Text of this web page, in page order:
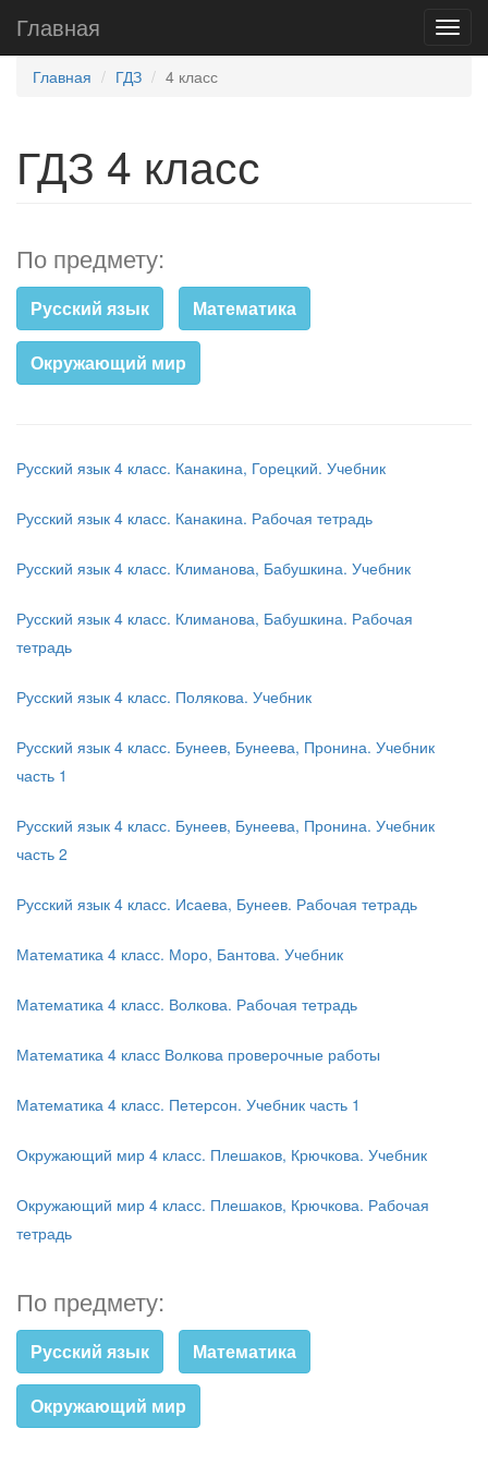
Главная
Главная ГДЗ 4 класс
ГДЗ 4 класс
По предмету:
Русский язык Математика
Окружающий мир
Русский язык 4 класс. Канакина, Горецкий. Учебник
Русский язык 4 класс. Канакина. Рабочая тетрадь
Русский язык 4 класс. Климанова, Бабушкина. Учебник
Русский язык 4 класс. Климанова, Бабушкина. Рабочая
тетрадь
Русский язык 4 класс. Полякова. Учебник
Русский язык 4 класс. Бунеев, Бунеева, Пронина. Учебник
часть 1
Русский язык 4 класс. Бунеев, Бунеева, Пронина. Учебник
часть 2
Русский язык 4 класс. Исаева, Бунеев. Рабочая тетрадь
Математика 4 класс. Моро, Бантова. Учебник
Математика 4 класс. Волкова. Рабочая тетрадь
Математика 4 класс Волкова проверочные работы
Математика 4 класс. Петерсон. Учебник часть 1
Окружающий мир 4 класс. Плешаков, Крючкова. Учебник
Окружающий мир 4 класс. Плешаков, Крючкова. Рабочая
тетрадь
По предмету:
Русский язык Математика
Окружающий мир